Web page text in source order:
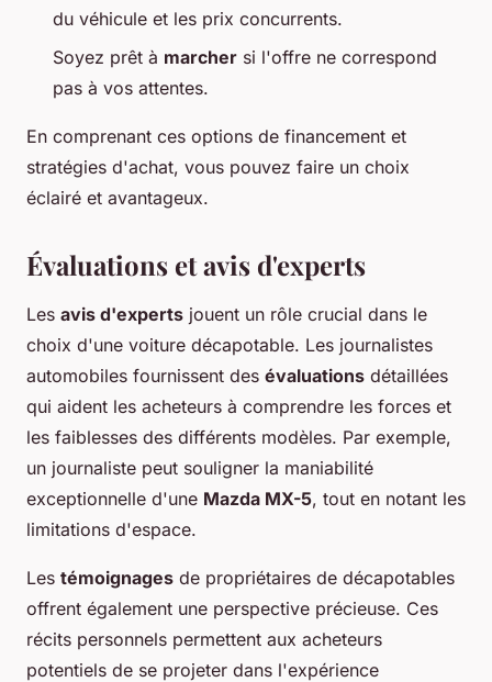
du véhicule et les prix concurrents.
Soyez prêt à marcher si l'offre ne correspond
pas à vos attentes.
En comprenant ces options de financement et
stratégies d'achat, vous pouvez faire un choix
éclairé et avantageux.
Évaluations et avis d'experts
Les avis d'experts jouent un rôle crucial dans le
choix d'une voiture décapotable. Les journalistes
automobiles fournissent des évaluations détaillées
qui aident les acheteurs à comprendre les forces et
les faiblesses des différents modèles. Par exemple,
un journaliste peut souligner la maniabilité
exceptionnelle d'une Mazda MX-5, tout en notant les
limitations d'espace.
Les témoignages de propriétaires de décapotables
offrent également une perspective précieuse. Ces
récits personnels permettent aux acheteurs
potentiels de se projeter dans l'expérience